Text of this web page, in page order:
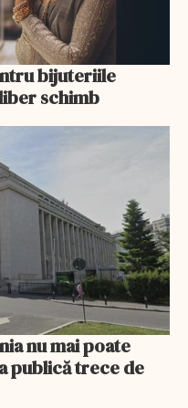
bijuteriile
schimb
nu mai poate
publică trece de